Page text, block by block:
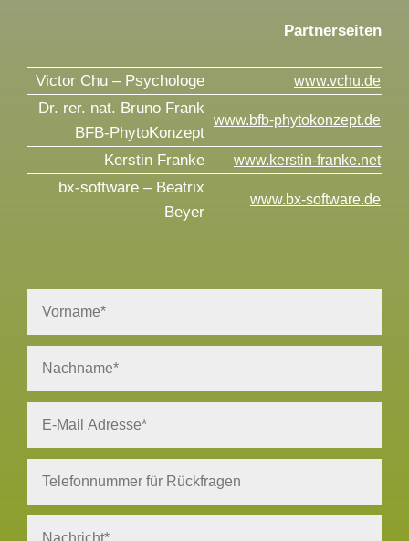
Partnerseiten
Victor Chu – Psychologe www.vchu.de
Dr. rer. nat. Bruno Frank
BFB-PhytoKonzept
www.bfb-phytokonzept.de
Kerstin Franke www.kerstin-franke.net
bx-software – Beatrix
Beyer
www.bx-software.de